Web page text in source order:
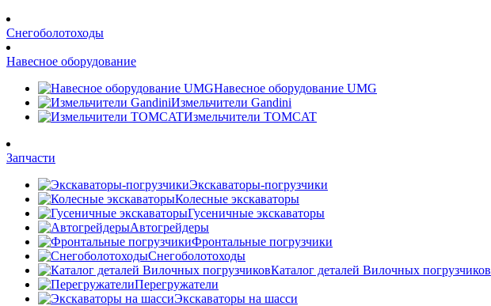
Снегоболотоходы
Навесное оборудование
Навесное оборудование UMG
Измельчители Gandini
Измельчители TOMCAT
Запчасти
Экскаваторы-погрузчики
Колесные экскаваторы
Гусеничные экскаваторы
Автогрейдеры
Фронтальные погрузчики
Снегоболотоходы
Каталог деталей Вилочных погрузчиков
Перегружатели
Экскаваторы на шасси